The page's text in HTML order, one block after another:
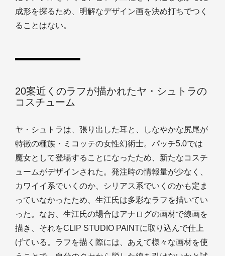
成形を探るため、明解なデザイン画を決め打ちでつく
ることはない。
20案近くのラフが描かれたヤ・シュトラの
コスチューム
ヤ・シュトラは、張り出した耳と、しなやかな尻尾が
特徴の種族・ミコッテの女性幻術士。パッチ5.0では
魔女として登場することになったため、新たなコスチ
ュームがデザインされた。発注時の情報量が少なく、
カワイイ系でいくのか、シリアス系でいくのかも定ま
っていなかったため、生江氏は多彩なラフを描いてい
った。なお、生江氏の場合はアナログの画材で線画を
描き、それをCLIP STUDIO PAINTに取り込んで仕上
げている。ラフを描く際には、あえて様々な画材を使